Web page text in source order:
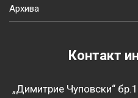
Архива
Контакт
„Димитрие Чуповски“